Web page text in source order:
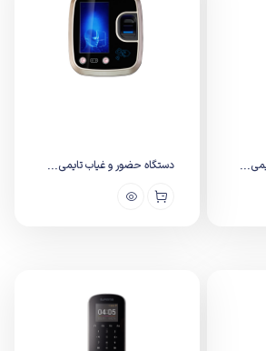
دستگاه حضور و غیاب تایمی...